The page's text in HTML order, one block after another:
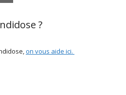
?
on vous aide ici.